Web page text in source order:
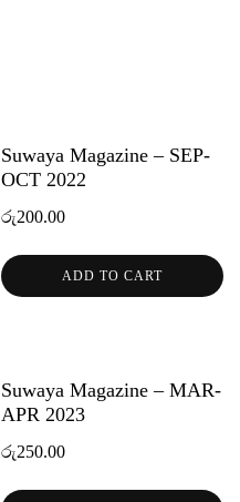
Suwaya Magazine – SEP-
OCT 2022
රු200.00
ADD TO CART
Suwaya Magazine – MAR-
APR 2023
රු250.00